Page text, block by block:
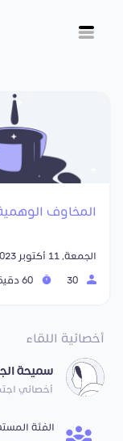
المخاوف
الجمعة, 11 أكتوبر 2023 | 07:00 م - 08:00 م
أخصائية اللقاء
سميحة
أخصائي
الفئة